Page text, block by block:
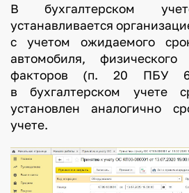
В бухгалтерском
устанавливается
с учетом ожидаемого
автомобиля,
факторов (п. 20 ПБУ
в бухгалтерском учете
установлен аналогично
учете.